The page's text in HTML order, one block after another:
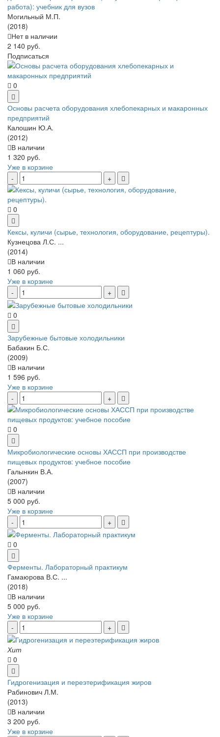
работа): учебник для вузов
Могильный М.П.
(2018)
Нет в наличии
2 140 руб.
Подписаться
0
Основы расчета оборудования хлебопекарных и макаронных
предприятий
Калошин Ю.А.
(2012)
В наличии
1 320 руб.
Уже в корзине
0
Кексы, куличи (сырье, технология, оборудование, рецептуры).
Кузнецова Л.С. ...
(2014)
В наличии
1 060 руб.
Уже в корзине
0
Зарубежные бытовые холодильники
Бабакин Б.С.
(2009)
В наличии
1 596 руб.
Уже в корзине
0
Микробиологические основы ХАССП при производстве
пищевых продуктов: учебное пособие
Галынкин В.А.
(2007)
В наличии
5 000 руб.
Уже в корзине
0
Ферменты. Лабораторный практикум
Гамаюрова В.С. ...
(2018)
В наличии
5 000 руб.
Уже в корзине
Хит
0
Гидрогенизация и переэтерификация жиров
Рабинович Л.М.
(2013)
В наличии
3 200 руб.
Уже в корзине